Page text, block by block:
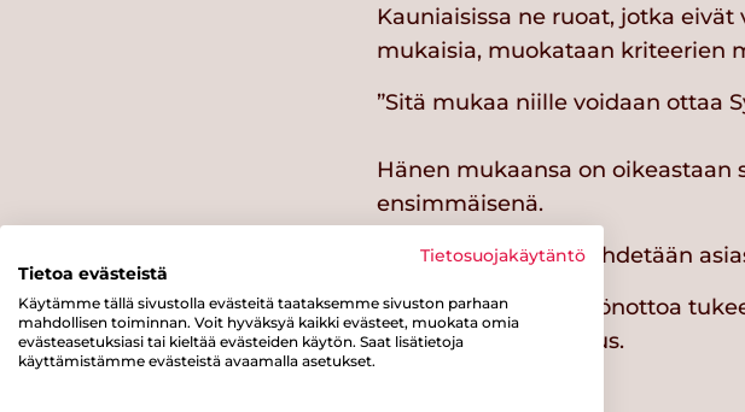
Kauniaisissa ne ruoat, jotka
mukaisia, muokataan kriteerien
”Sitä mukaa niille voidaan ottaa
Hänen mukaansa on
ensimmäisenä.
”Tärkeintä on, että lähdetään
Sydänmerkin käyttöönottoa
Kouluruokailusuositus.
Tietosuojakäytäntö
Tietoa evästeistä
Käytämme tällä sivustolla evästeitä taataksemme sivuston parhaan
mahdollisen toiminnan. Voit hyväksyä kaikki evästeet, muokata omia
evästeasetuksiasi tai kieltää evästeiden käytön. Saat lisätietoja
käyttämistämme evästeistä avaamalla asetukset.